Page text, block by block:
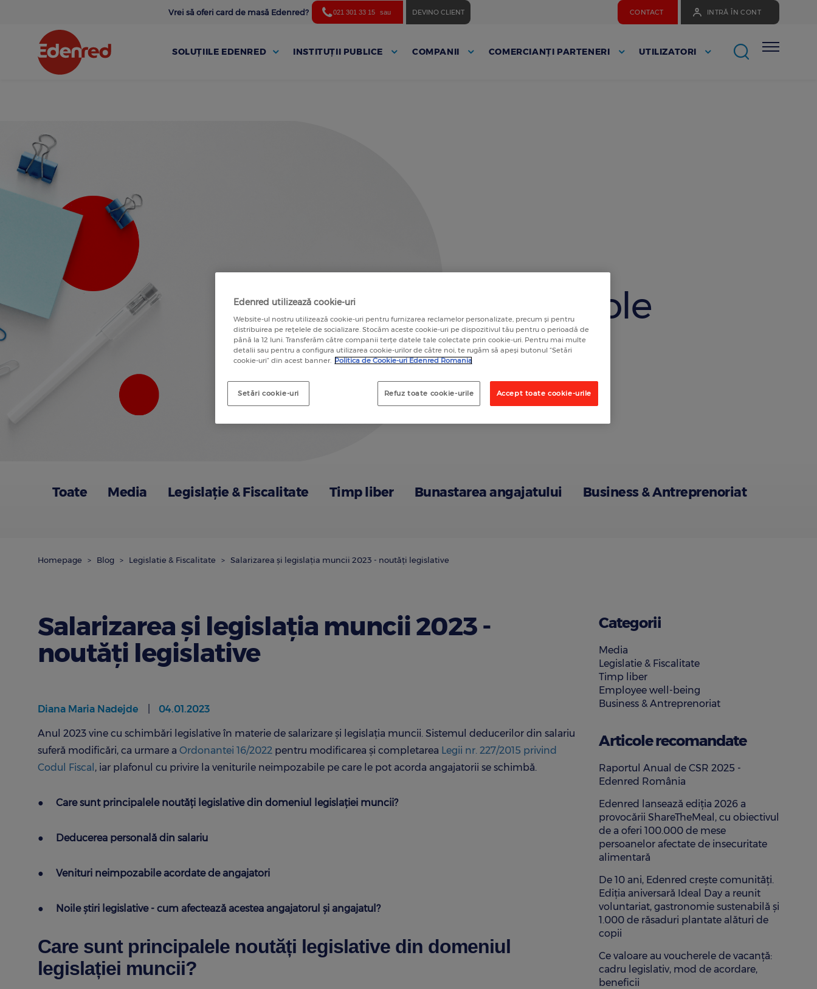
Vrei să oferi card de masă Edenred? 021 301 33 15 sau DEVINO CLIENT CONTACT INTRĂ ÎN CONT
SOLUȚIILE EDENRED INSTITUȚII PUBLICE COMPANII COMERCIANȚI PARTENERI UTILIZATORI
Articole
Toate Media Legislație & Fiscalitate Timp liber Bunastarea angajatului Business & Antreprenoriat
Homepage Blog Legislatie & Fiscalitate Salarizarea şi legislaţia muncii 2023 - noutăţi legislative
Salarizarea şi legislaţia muncii 2023 -
noutăţi legislative
Diana Maria Nadejde 04.01.2023
Anul 2023 vine cu schimbări legislative în materie de salarizare și legislația muncii. Sistemul deducerilor din salariu
suferă modificări, ca urmare a Ordonantei 16/2022 pentru modificarea și completarea Legii nr. 227/2015 privind
Codul Fiscal , iar plafonul cu privire la veniturile neimpozabile pe care le pot acorda angajatorii se schimbă.
● Care sunt principalele noutăți legislative din domeniul legislației muncii?
● Deducerea personală din salariu
● Venituri neimpozabile acordate de angajatori
● Noile știri legislative - cum afectează acestea angajatorul și angajatul?
Care sunt principalele noutăți legislative din domeniul
legislației muncii?
Categorii
Media
Legislatie & Fiscalitate
Timp liber
Employee well-being
Business & Antreprenoriat
Articole recomandate
Raportul Anual de CSR 2025 -
Edenred România
Edenred lansează ediția 2026 a
provocării ShareTheMeal, cu obiectivul
de a oferi 100.000 de mese
persoanelor afectate de insecuritate
alimentară
De 10 ani, Edenred crește comunități.
Ediția aniversară Ideal Day a reunit
voluntariat, gastronomie sustenabilă și
1.000 de răsaduri plantate alături de
copii
Ce valoare au voucherele de vacanță:
cadru legislativ, mod de acordare,
beneficii
Edenred utilizează cookie-uri
Website-ul nostru utilizează cookie-uri pentru furnizarea reclamelor personalizate, precum și pentru
distribuirea pe rețelele de socializare. Stocăm aceste cookie-uri pe dispozitivul tău pentru o perioadă de
până la 12 luni. Transferăm către companii terțe datele tale colectate prin cookie-uri. Pentru mai multe
detalii sau pentru a configura utilizarea cookie-urilor de către noi, te rugăm să apeși butonul “Setări
cookie-uri” din acest banner. Politica de Cookie-uri Edenred Romania
Setări cookie-uri Refuz toate cookie-urile Accept toate cookie-urile